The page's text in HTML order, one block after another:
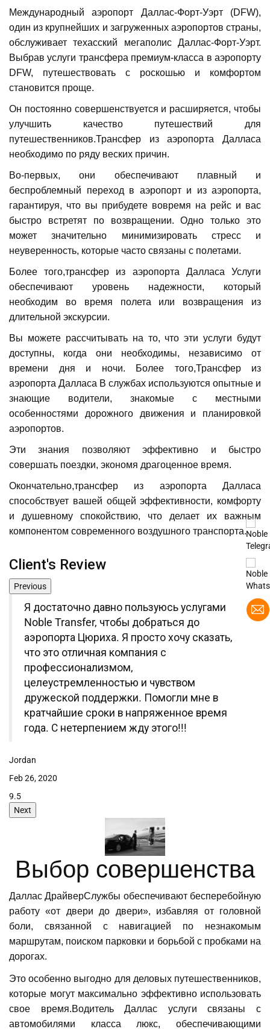
Международный аэропорт Даллас-Форт-Уэрт (DFW),
один из крупнейших и загруженных аэропортов страны,
обслуживает техасский мегаполис Даллас-Форт-Уэрт.
Выбрав услуги трансфера премиум-класса в аэропорту
DFW, путешествовать с роскошью и комфортом
становится проще.
Он постоянно совершенствуется и расширяется, чтобы
улучшить качество путешествий для
путешественников.Трансфер из аэропорта Далласа
необходимо по ряду веских причин.
Во-первых, они обеспечивают плавный и
беспроблемный переход в аэропорт и из аэропорта,
гарантируя, что вы прибудете вовремя на рейс и вас
быстро встретят по возвращении. Одно только это
может значительно минимизировать стресс и
неуверенность, которые часто связаны с полетами.
Более того,трансфер из аэропорта Далласа Услуги
обеспечивают уровень надежности, который
необходим во время полета или возвращения из
длительной экскурсии.
Вы можете рассчитывать на то, что эти услуги будут
доступны, когда они необходимы, независимо от
времени дня и ночи. Более того,Трансфер из
аэропорта Далласа В службах используются опытные и
знающие водители, знакомые с местными
особенностями дорожного движения и планировкой
аэропортов.
Эти знания позволяют эффективно и быстро
совершать поездки, экономя драгоценное время.
Окончательно,трансфер из аэропорта Далласа
способствует вашей общей эффективности, комфорту
и душевному спокойствию, что делает их важным
компонентом современного воздушного транспорта.
Client's Review
Previous
Я очень впечатлен Noble Transfer, особенно
с большой помощью, которую мы получили
от ваших водителей во время нашего
пребывания в Штутгарте. Они были хорошо
осведомлены и действительно помогли нам
познакомиться с скрытыми жемчужинами
города с полной поддержкой и терпением.
Большое спасибо Noble Transfer !!
Jan 15, 2020
9.6
Next
Выбор совершенства
Даллас ДрайверСлужбы обеспечивают бесперебойную
работу «от двери до двери», избавляя от головной
боли, связанной с навигацией по незнакомым
маршрутам, поиском парковки и борьбой с пробками на
дорогах.
Это особенно выгодно для деловых путешественников,
которые могут максимально эффективно использовать
свое время.Водитель Даллас услуги связаны с
автомобилями класса люкс, обеспечивающими